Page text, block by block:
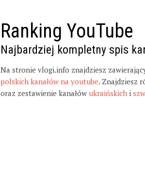
Ranking YouTube
Najbardziej kompletny spis
Na stronie vlogi.info znajdziesz
polskich kanałów na youtube. Znajdziesz
oraz zestawienie kanałów ukraińskich i